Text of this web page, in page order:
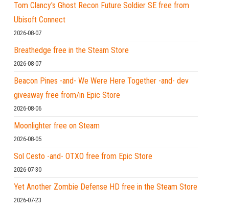
Tom Clancy's Ghost Recon Future Soldier SE free from
Ubisoft Connect
2026-08-07
Breathedge free in the Steam Store
2026-08-07
Beacon Pines -and- We Were Here Together -and- dev
giveaway free from/in Epic Store
2026-08-06
Moonlighter free on Steam
2026-08-05
Sol Cesto -and- OTXO free from Epic Store
2026-07-30
Yet Another Zombie Defense HD free in the Steam Store
2026-07-23